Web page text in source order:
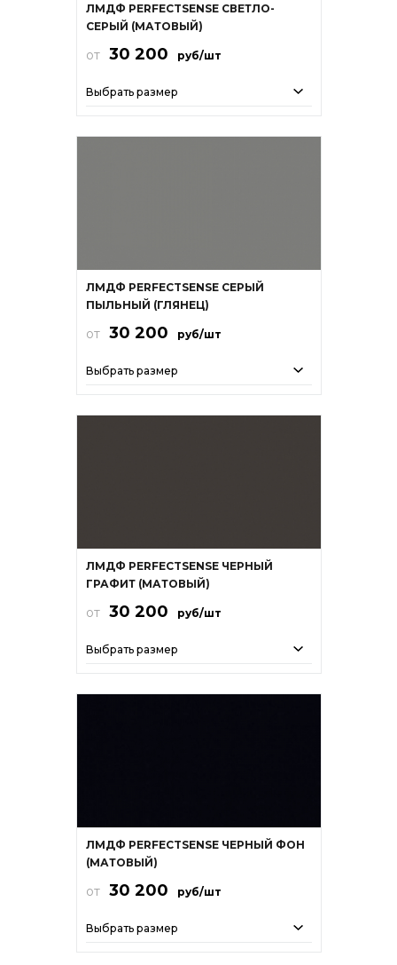
ЛМДФ PERFECTSENSE СВЕТЛО-
СЕРЫЙ (МАТОВЫЙ)
от 30 200 руб/шт
Выбрать размер
ЛМДФ PERFECTSENSE СЕРЫЙ
ПЫЛЬНЫЙ (ГЛЯНЕЦ)
от 30 200 руб/шт
Выбрать размер
ЛМДФ PERFECTSENSE ЧЕРНЫЙ
ГРАФИТ (МАТОВЫЙ)
от 30 200 руб/шт
Выбрать размер
ЛМДФ PERFECTSENSE ЧЕРНЫЙ ФОН
(МАТОВЫЙ)
от 30 200 руб/шт
Выбрать размер